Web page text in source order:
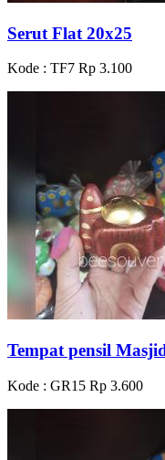
Serut Flat 20x25
Kode : TF7 Rp 3.100
Tempat pensil
Kode : GR15 Rp 3.600